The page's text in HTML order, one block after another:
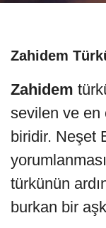
Zahidem
Zahidem
sevilen ve en
biridir. Neşet
türkünün
burkan bir